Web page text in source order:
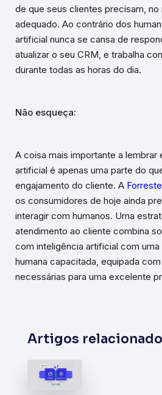
de que seus clientes precisam, no
adequado. Ao contrário dos
artificial nunca se cansa de
atualizar o seu CRM, e trabalha
durante todas as horas do dia.
Não esqueça:
A coisa mais importante a lembrar
artificial é apenas uma parte do
engajamento do cliente. A
os consumidores de hoje ainda
interagir com humanos. Uma
atendimento ao cliente combina
com inteligência artificial com
humana capacitada, equipada
necessárias para uma excelente
Artigos